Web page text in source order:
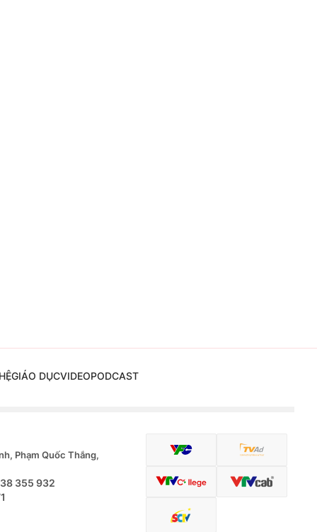
GIÁO DỤCVIDEOPODCAST
Phạm Quốc Thắng,
355 932